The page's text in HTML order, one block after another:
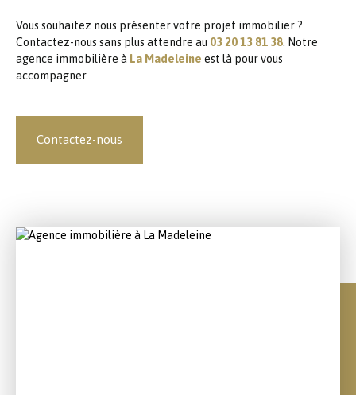
Vous souhaitez nous présenter votre projet immobilier ?
Contactez-nous sans plus attendre au 03 20 13 81 38 . Notre
agence immobilière à La Madeleine est là pour vous
accompagner.
Contactez-nous